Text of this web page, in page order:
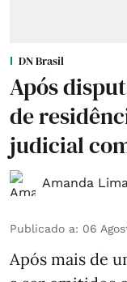
DN Brasil
Após
de
judicial
Amanda
Publicado a: 06
Após mais de